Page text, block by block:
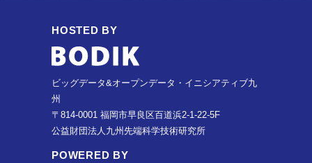
HOSTED BY
ビッグデータ&オープンデータ・イニシアティブ九
州
〒814-0001 福岡市早良区百道浜2-1-22-5F
公益財団法人九州先端科学技術研究所
POWERED BY